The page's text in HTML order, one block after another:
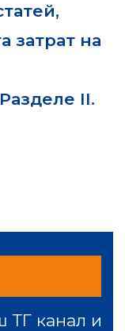
затрат на
II.
ТГ канал и